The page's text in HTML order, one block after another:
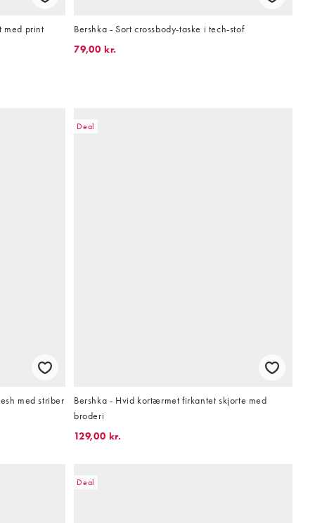
med print
Bershka - Sort crossbody-taske i tech-stof
79,00 kr.
med striber
Deal
Bershka - Hvid kortærmet firkantet skjorte med
broderi
129,00 kr.
Deal